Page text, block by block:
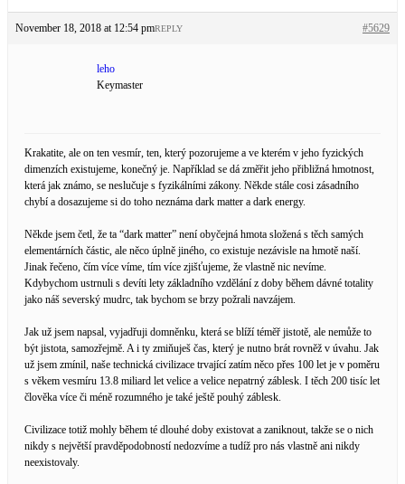
November 18, 2018 at 12:54 pm #5629
REPLY
leho
Keymaster
Krakatite, ale on ten vesmír, ten, který pozorujeme a ve kterém v jeho fyzických
dimenzích existujeme, konečný je. Například se dá změřit jeho přibližná hmotnost,
která jak známo, se neslučuje s fyzikálními zákony. Někde stále cosi zásadního
chybí a dosazujeme si do toho neznáma dark matter a dark energy.
Někde jsem četl, že ta “dark matter” není obyčejná hmota složená s těch samých
elementárních částic, ale něco úplně jiného, co existuje nezávisle na hmotě naší.
Jinak řečeno, čím více víme, tím více zjišťujeme, že vlastně nic nevíme.
Kdybychom ustrnuli s devíti lety základního vzdělání z doby během dávné totality
jako náš severský mudrc, tak bychom se brzy požrali navzájem.
Jak už jsem napsal, vyjadřuji domněnku, která se blíží téměř jistotě, ale nemůže to
být jistota, samozřejmě. A i ty zmiňuješ čas, který je nutno brát rovněž v úvahu. Jak
už jsem zmínil, naše technická civilizace trvající zatím něco přes 100 let je v poměru
s věkem vesmíru 13.8 miliard let velice a velice nepatrný záblesk. I těch 200 tisíc let
člověka více či méně rozumného je také ještě pouhý záblesk.
Civilizace totiž mohly během té dlouhé doby existovat a zaniknout, takže se o nich
nikdy s největší pravděpodobností nedozvíme a tudíž pro nás vlastně ani nikdy
neexistovaly.